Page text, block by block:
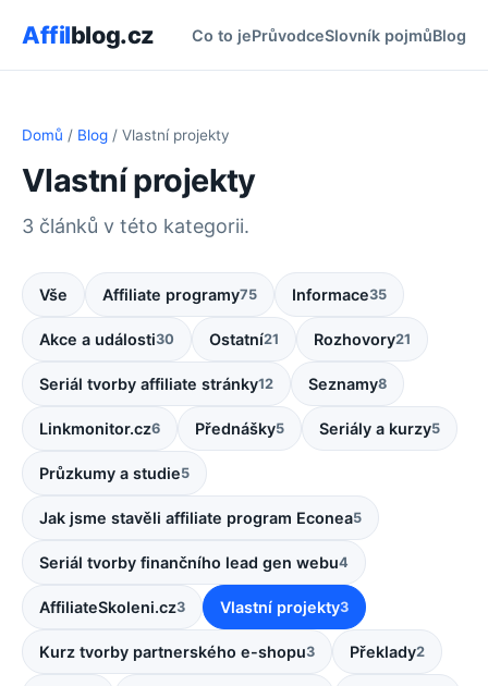
Affilblog.cz Co to jePrůvodceSlovník pojmůBlog
Domů / Blog / Vlastní projekty
Vlastní projekty
3 článků v této kategorii.
Vše Affiliate programy75 Informace35
Akce a události30 Ostatní21 Rozhovory21
Seriál tvorby affiliate stránky12 Seznamy8
Linkmonitor.cz6 Přednášky5 Seriály a kurzy5
Průzkumy a studie5
Jak jsme stavěli affiliate program Econea5
Seriál tvorby finančního lead gen webu4
AffiliateSkoleni.cz3 Vlastní projekty3
Kurz tvorby partnerského e-shopu3 Překlady2